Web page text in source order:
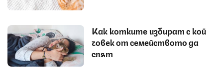
Как котките избират с кой
човек от семейството да
спят